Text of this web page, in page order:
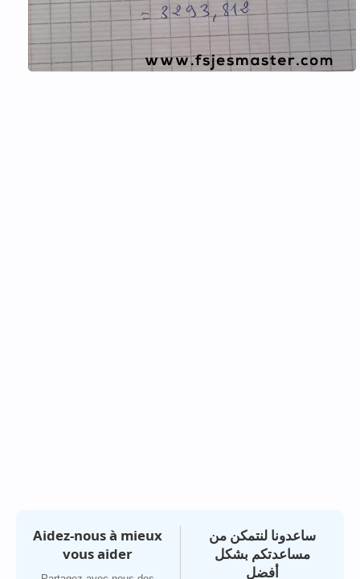
Aidez-nous à mieux
vous aider
ساعدونا لنتمكن من
مساعدتكم بشكل
أفضل